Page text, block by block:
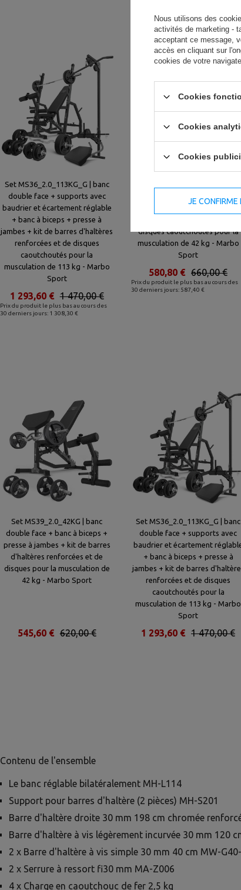
Set MS36_2.0_113KG_G | banc
double face + supports avec
baudrier et écartement réglable
+ banc à biceps + presse à
jambes + kit de barres d'haltères
renforcées et de disques
caoutchoutés pour la
musculation de 113 kg - Marbo
Sport
Prix du produit le plus bas au cours des
30 derniers jours: 1 308,30 €
1 470,00 €
1 293,60 €
disques caoutchoutés pour la
musculation de 42 kg - Marbo
Sport
Prix du produit le plus bas au cours des
30 derniers jours: 587,40 €
660,00 €
580,80 €
Set MS39_2.0_42KG | banc
double face + banc à biceps +
presse à jambes + kit de barres
d'haltères renforcées et de
disques pour la musculation de
42 kg - Marbo Sport
620,00 €
545,60 €
Set MS36_2.0_113KG_G | banc
double face + supports avec
baudrier et écartement
+ banc à biceps + presse à
jambes + kit de barres
renforcées et de disques
caoutchoutés pour la
musculation de 113 kg - Marbo
Sport
1 470,00 €
1 293,60 €
Contenu de l'ensemble
Le banc réglable bilatéralement MH-L114
Support pour barres d'haltère (2 pièces) MH-S201
Barre d'haltère droite 30 mm 198 cm chromée
Barre d'haltère à vis légèrement incurvée 30 mm 120
2 x Barre d'haltère à vis simple 30 mm 40 cm MW-G40-
2 x Serrure à ressort fi30 mm MA-Z006
4 x Charge en caoutchouc de fer 2,5 kg
Nous utilisons des
activités de marketing -
acceptant ce message,
accès en cliquant sur
cookies de votre
Cookies
Cookies
Cookies
JE CONFIRME